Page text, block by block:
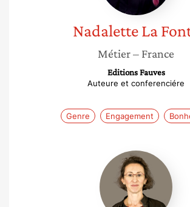
Nadalette La
Métier– France
Editions Fauves
Auteure et conferenciére
Genre Engagement
Nathalie
Bitbol-
Saba